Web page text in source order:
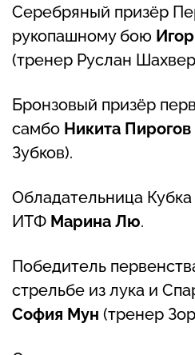
Серебряный призёр
рукопашному бою
(тренер Руслан
Бронзовый призёр
самбо Никита Пирогов
Зубков).
Обладательница
ИТФ Марина Лю.
Победитель
стрельбе из лука и
София Мун (тренер